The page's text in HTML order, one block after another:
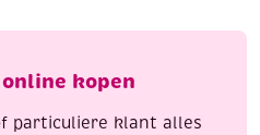
cm
kopen
particuliere klant alles